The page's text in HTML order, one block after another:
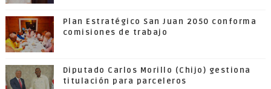
Plan Estratégico San Juan 2050 conforma
comisiones de trabajo
Diputado Carlos Morillo (Chijo) gestiona
titulación para parceleros